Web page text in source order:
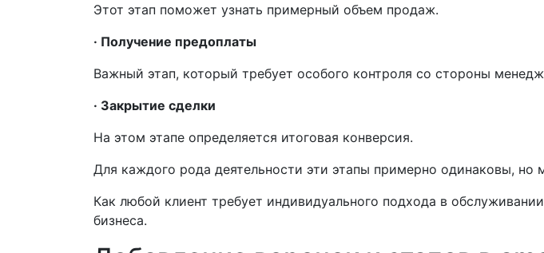
Этот этап поможет узнать примерный объем продаж.
· Получение предоплаты
Важный этап, который требует особого контроля со стороны
· Закрытие сделки
На этом этапе определяется итоговая конверсия.
Для каждого рода деятельности эти этапы примерно одинаковы, но
Как любой клиент требует индивидуального подхода в
бизнеса.